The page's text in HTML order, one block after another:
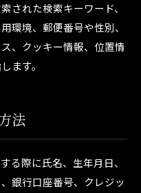
された検索キーワード、
環境、郵便番号や性別、
、クッキー情報、位置情
ます。
法
る際に氏名、生年月日、
銀行口座番号、クレジッ